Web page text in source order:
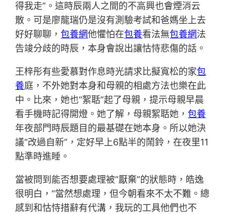
得我走”。這時辰兩人之間的不高興也會煙消云
散。可是廖龍瑞仍是沒有測驗考試和爸媽坐上去
好好聊聊，包養網他懼怕在包養看法無包養網法
告竣分歧的時辰，本身會說出讓怙恃悲傷的話。
王梓彤有些愛慕對作息時光請求比擬寬松的家包
養庭，不外她對本身和母親的相處方法也樂在此
中。比來，她也“絮聒”起了母親，提示母親早晨
看手機時記得開燈。她了解，母親絮聒她，包養
年夜部門時辰題目的最基礎在她本身。所以她決
議“改過自新”，定好早上6點半的鬧鈴，在夜里11
點準時進睡。
當被問到能否想要處理被“厭棄”的狀態時，皓逸
很明白，“當然想處理，但今朝看來不太不難。總
感到和怙恃措辭有代溝，我玩的工具他們也不